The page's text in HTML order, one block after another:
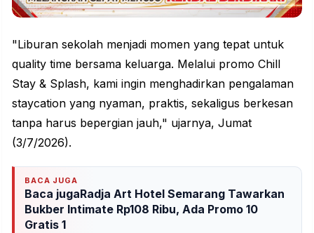
"Liburan sekolah menjadi momen yang tepat untuk
quality time bersama keluarga. Melalui promo Chill
Stay & Splash, kami ingin menghadirkan pengalaman
staycation yang nyaman, praktis, sekaligus berkesan
tanpa harus bepergian jauh," ujarnya, Jumat
(3/7/2026).
BACA JUGA
Baca jugaRadja Art Hotel Semarang Tawarkan
Bukber Intimate Rp108 Ribu, Ada Promo 10
Gratis 1